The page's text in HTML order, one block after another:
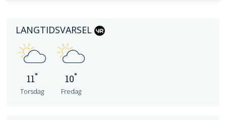
LANGTIDSVARSEL
11°
Torsdag
10°
Fredag